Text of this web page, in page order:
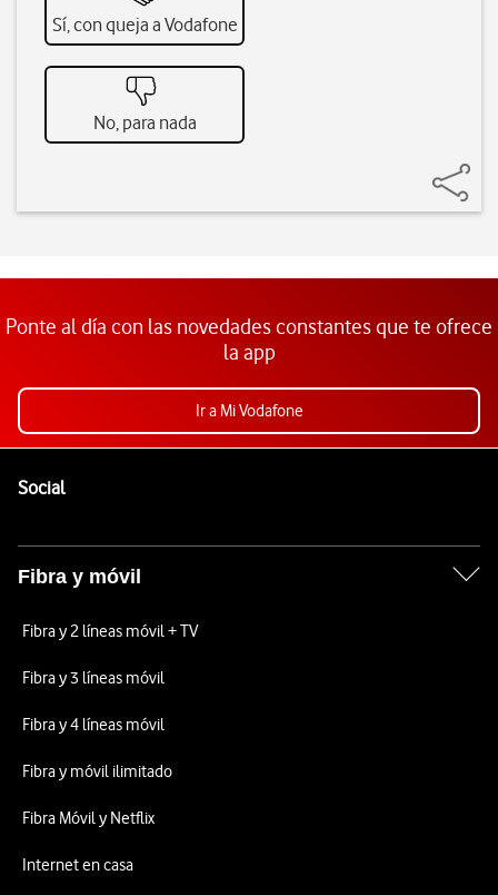
Sí, con queja a Vodafone
No, para nada
Ponte al día con las novedades constantes que te ofrece
la app
Ir a Mi Vodafone
SocialEnlaces a las redes sociales de Vodafone
Fibra y móvil
Fibra y 2 líneas móvil + TV
Fibra y 3 líneas móvil
Fibra y 4 líneas móvil
Fibra y móvil ilimitado
Fibra Móvil y Netflix
Internet en casa